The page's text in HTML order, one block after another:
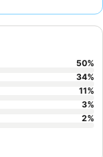
service.
50%
34%
11%
3%
2%